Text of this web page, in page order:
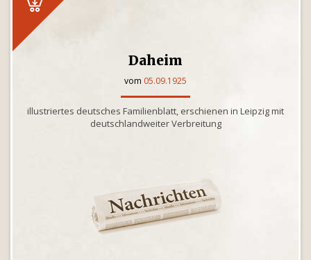
Daheim
vom 05.09.1925
illustriertes deutsches Familienblatt, erschienen in Leipzig mit
deutschlandweiter Verbreitung